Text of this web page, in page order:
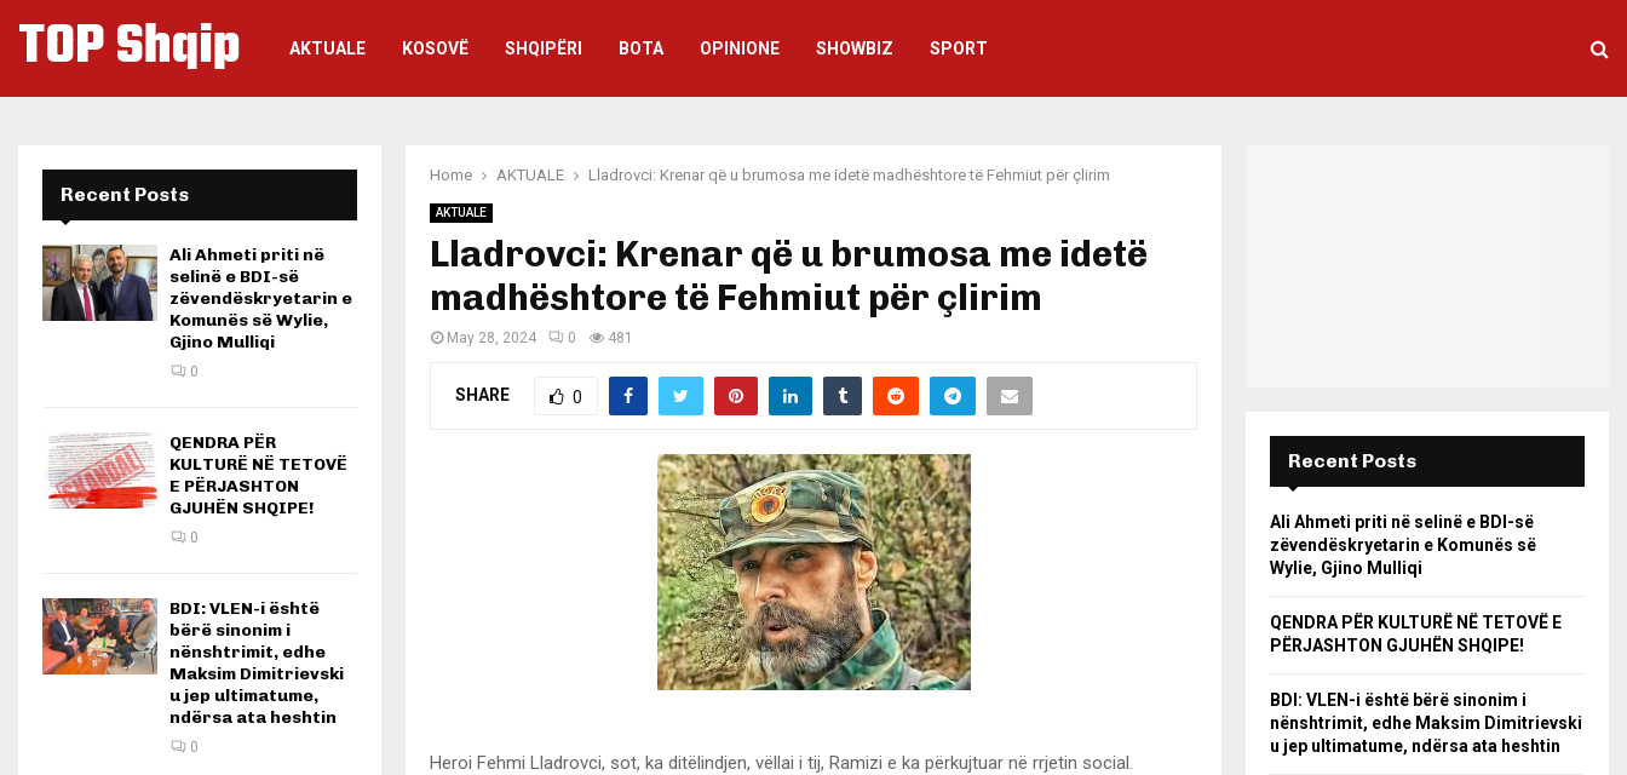
TOP Shqip AKTUALE KOSOVË SHQIPËRI BOTA OPINIONE SHOWBIZ SPORT
Home AKTUALE Lladrovci: Krenar që u brumosa me idetë madhështore të Fehmiut për çlirim
AKTUALE
Lladrovci: Krenar që u brumosa me idetë
madhështore të Fehmiut për çlirim
May 28, 2024 0 481
SHARE 0
Heroi Fehmi Lladrovci, sot, ka ditëlindjen, vëllai i tij, Ramizi e ka përkujtuar në rrjetin social.
Recent Posts
Ali Ahmeti priti në
selinë e BDI-së
zëvendëskryetarin e
Komunës së Wylie,
Gjino Mulliqi
0
QENDRA PËR
KULTURË NË TETOVË
E PËRJASHTON
GJUHËN SHQIPE!
0
BDI: VLEN-i është
bërë sinonim i
nënshtrimit, edhe
Maksim Dimitrievski
u jep ultimatume,
ndërsa ata heshtin
0
Recent Posts
Ali Ahmeti priti në selinë e BDI-së
zëvendëskryetarin e Komunës së
Wylie, Gjino Mulliqi
QENDRA PËR KULTURË NË TETOVË E
PËRJASHTON GJUHËN SHQIPE!
BDI: VLEN-i është bërë sinonim i
nënshtrimit, edhe Maksim Dimitrievski
u jep ultimatume, ndërsa ata heshtin